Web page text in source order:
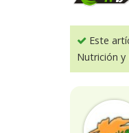
Este
Nutrición